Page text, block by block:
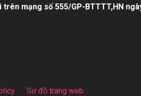
trên mạng số 555/GP-BTTTT,HN
Sơ đồ trang web